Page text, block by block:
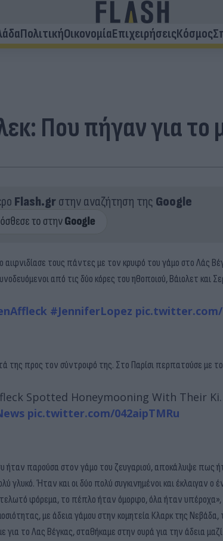
ΠολιτικήΟικονομίαΕπιχειρήσειςΚόσμος
Που πήγαν για το
Flash.grστην αναζήτηση της Google
τους πάντες με τον κρυφό του γάμο στο Λάς
από τις δύο κόρες του ηθοποιού, Βάιολετ και
#JenniferLopez pic.twitter.com/
της προς τον σύντροφό της. Στο Παρίσι περπατούσε
Spotted Honeymooning With Their
pic.twitter.com/042aipTMRu
ήταν παρούσα στον γάμο του ζευγαριού, αποκάλυψε πως
γλυκό. Ήταν και οι δύο πολύ συγκινημένοι και έκλαιγαν ο
φόρεμα, το πέπλο ήταν όμορφο, όλα ήταν υπέροχα»,
με άδεια γάμου στην κομητεία Κλαρκ της Νεβάδα,
το Λας Βέγκας, σταθήκαμε στην ουρά για την άδεια